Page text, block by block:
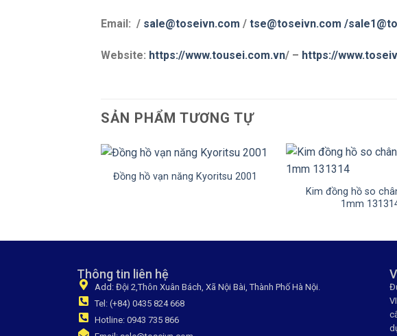
Email: / sale@toseivn.com / tse@toseivn.com /
Website: https://www.tousei.com.vn/ – https://
SẢN PHẨM TƯƠNG TỰ
+
Đồng hồ vạn năng Kyoritsu 2001
Kim đồng hồ so
1mm
Thông tin liên hệ
Add: Đội 2,Thôn Xuân Bách, Xã Nội Bài, Thành Phố Hà Nội.
Tel: (+84) 0435 824 668
Hotline: 0943 735 866